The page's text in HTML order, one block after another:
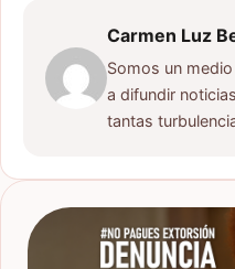
Carmen Luz
Somos un
a difundir
tantas